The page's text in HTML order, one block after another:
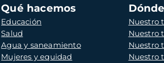
Qué hacemos
Educación
Salud
Agua y saneamiento
Mujeres y equidad
Nuestro
Nuestro
Nuestro
Nuestro